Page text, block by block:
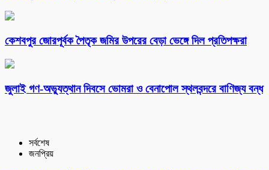
কেশবপুর জোরপূর্বক পৈতৃক জমির উপরের বেড়া ভেঙ্গে দিল প্রতিপক্ষরা
‎জুলাই গণ-অভ্যুত্থান দিবসে ভোমরা ও বেনাপোল স্থলবন্দরে বাণিজ্য বন্ধ
সর্বশেষ
জনপ্রিয়